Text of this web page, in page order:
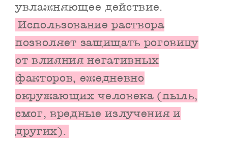
увлажняющее действие.
Использование раствора
позволяет защищать роговицу
от влияния негативных
факторов, ежедневно
окружающих человека (пыль,
смог, вредные излучения и
других).